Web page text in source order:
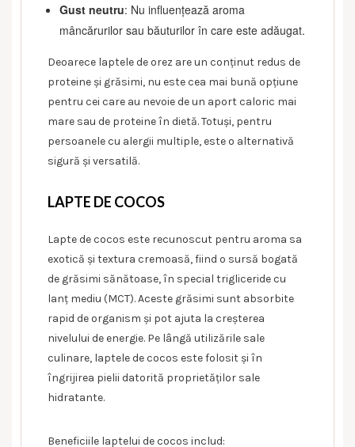
Gust neutru: Nu influențează aroma
mâncărurilor sau băuturilor în care este adăugat.
Deoarece laptele de orez are un conținut redus de
proteine și grăsimi, nu este cea mai bună opțiune
pentru cei care au nevoie de un aport caloric mai
mare sau de proteine în dietă. Totuși, pentru
persoanele cu alergii multiple, este o alternativă
sigură și versatilă.
LAPTE DE COCOS
Lapte de cocos este recunoscut pentru aroma sa
exotică și textura cremoasă, fiind o sursă bogată
de grăsimi sănătoase, în special trigliceride cu
lanț mediu (MCT). Aceste grăsimi sunt absorbite
rapid de organism și pot ajuta la creșterea
nivelului de energie. Pe lângă utilizările sale
culinare, laptele de cocos este folosit și în
îngrijirea pielii datorită proprietăților sale
hidratante.
Beneficiile laptelui de cocos includ: